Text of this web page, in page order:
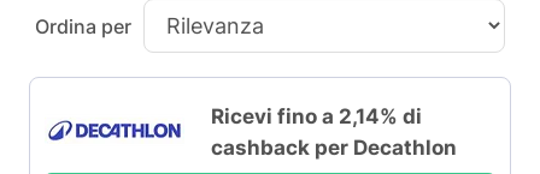
Ordina per
Ricevi fino a 2,14% di
cashback per Decathlon